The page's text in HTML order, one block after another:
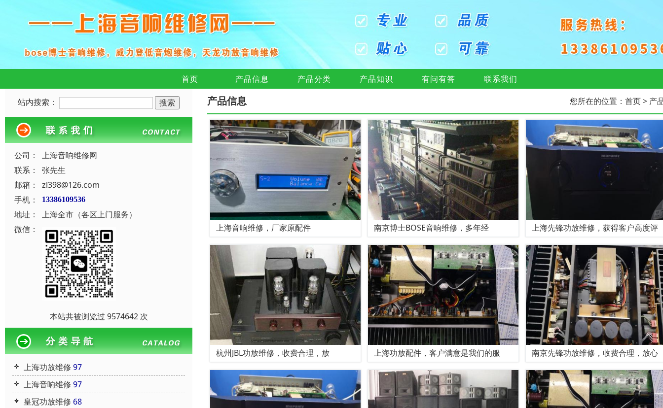
首页 产品信息 产品分类 产品知识 有问有答 联系我们
站内搜索：
公司：
上海音响维修网
联系：
张先生
邮箱：
zl398@126.com
手机：
13386109536
地址：
上海全市（各区上门服务）
微信：
本站共被浏览过 9574642 次
上海功放维修 97
上海音响维修 97
皇冠功放维修 68
产品信息 您所在的位置： 首页> 产
上海音响维修，厂家原配件 南京博士BOSE音响维修，多年经 上海先锋功放维修，获得客户高度评
杭州JBL功放维修，收费合理，放 上海功放配件，客户满意是我们的服 南京先锋功放维修，收费合理，放心